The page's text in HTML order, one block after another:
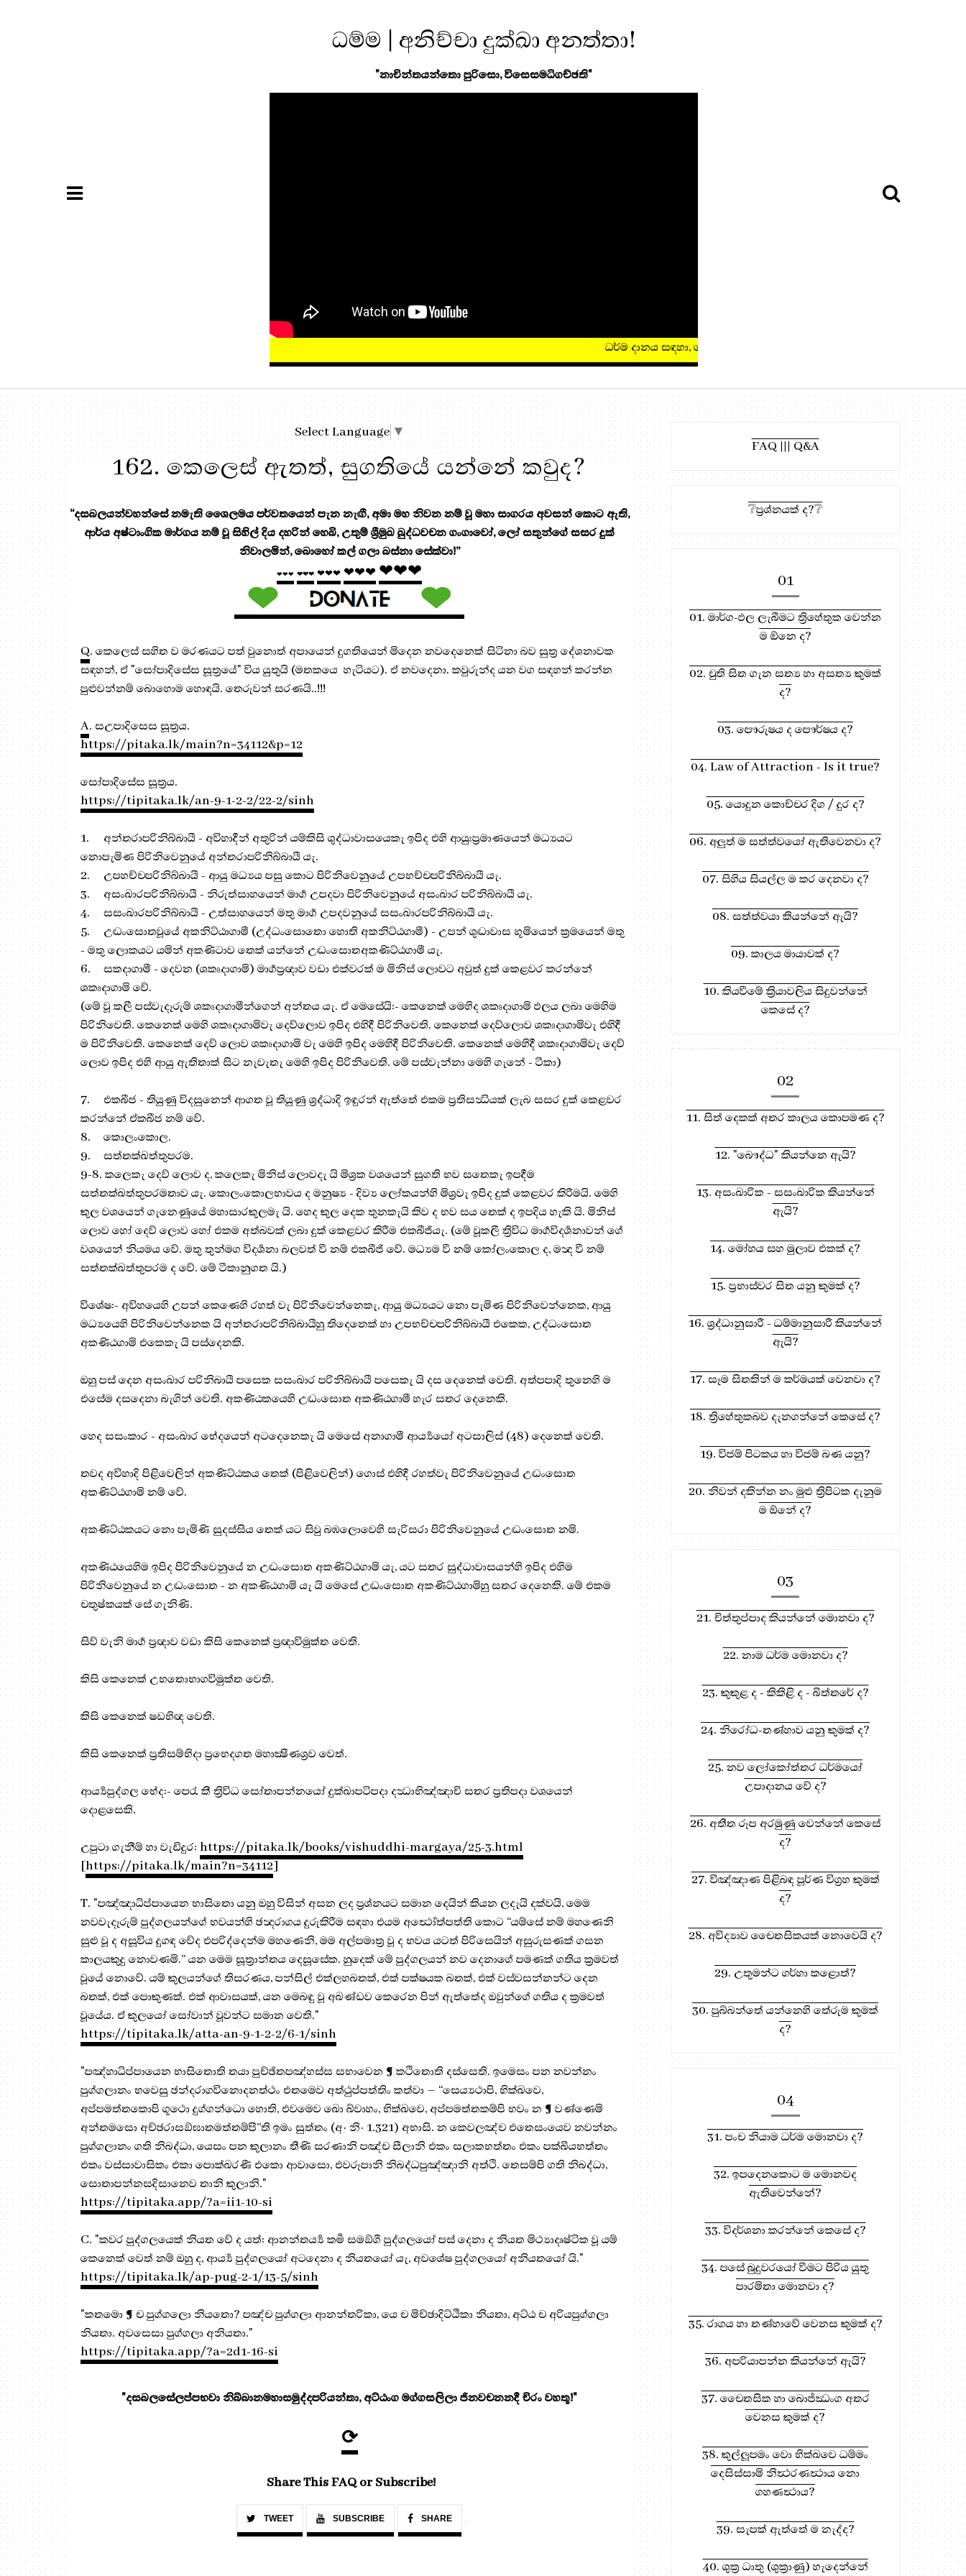
ධම්ම | අනිච්චා දුක්ඛා අනත්තා!
"නාචින්තයන්තො පුරිසො, විසෙසමධිගච්ඡති"
ධර්ම දානය සඳහා, මෙතැන ඔබන්න!
Select Language ▼
162. කෙලෙස් ඇතත්, සුගතියේ යන්නේ කවුද?
“දසබලයන්වහන්සේ නමැති ශෛලමය පර්වතයෙන් පැන නැඟී, අමා මහ නිවන නම් වූ මහා සාගරය අවසන් කොට ඇති,
ආර්ය අෂ්ටාංගික මාර්ගය නම් වූ සිහිල් දිය දහරින් හෙබි, උතුම් ශ්‍රීමුඛ බුද්ධවචන ගංගාවෝ, ලෝ සතුන්ගේ සසර දුක්
නිවාලමින්, බොහෝ කල් ගලා බස්නා සේක්වා!”
❤❤❤ ❤❤❤ ❤❤❤ ❤❤❤ ❤❤❤
Q. කෙලෙස් සහිත ව මරණයට පත් වුනොත් අපායෙන් දුගතියෙන් මිදෙන නවදෙනෙක් සිටිනා බව සුත්‍ර දේශනාවක
සඳහන්, ඒ "සෝපාදිසේස සූත්‍රයේ" විය යුතුයි (මතකයෙ හැටියට). ඒ නවදෙනා. කවුරුන්ද යන වග සඳහන් කරන්න
පුළුවන්නම් බොහොම හොඳයි. තෙරුවන් සරණයි..!!!
A. සඋපාදිසෙස සූත්‍රය.
https://pitaka.lk/main?n=34112&p=12
සෝපාදිසේස සූත්‍රය.
https://tipitaka.lk/an-9-1-2-2/22-2/sinh
1.
අන්තරාපරිනිබ්බායී - අවිහාදීන් අතුරින් යම්කිසි ශුද්ධාවාසයෙකැ ඉපිද එහි ආයුඃප්‍ර‍මාණයෙන් මධ්‍යයට
නොපැමිණ පිරිනිවෙනුයේ අන්තරාපරිනිබ්බායී යැ.
2.
උපහච්චපරිනිබ්බායී - ආයු මධ්‍යය පසු කොට පිරිනිවෙනුයේ උපභච්චපරිනිබ්බායී යැ.
3.
අසංඛාරපරිනිබ්බායී - නිරුත්සාහයෙන් මාර්‍ග උපදවා පිරිනිවෙනුයේ අසංඛාර පරිනිබ්බායී යැ.
4.
සසංඛාරපරිනිබ්බායී - උත්සාහයෙන් මතු මාර්‍ග උපදවනුයේ සසංඛාරපරිනිබ්බායී යැ.
5.
උද්‍ධංසොතවූයේ අකනිට්ඨාගාමී (උද්ධංසොතො හොති අකනිට්ඨගාමී) - උපන් ශුද්‍ධාවාස භූමියෙන් ක්‍ර‍මයෙන් මතු
- මතු ලොකයට යමින් අකණිටාව තෙක් යන්නේ උද්‍ධංසොතඅකණිට්ඨගාමී යැ.
6.
සකදාගාමී - දෙවන (ශකෘදාගාමි) මාර්‍ගප්‍ර‍ඥාව වඩා එක්වරක් ම මිනිස් ලොවට අවුත් දුක් කෙළවර කරන්නේ
ශකෘදාගාමි වේ.
(මේ වූ කලී පස්වැදෑරුම් ශකෘදාගාමීන්ගෙන් අන්තය යැ. ඒ මෙසේයි:- කෙනෙක් මෙහිද ශකෘදාගාමි ඵලය ලබා මෙහිම
පිරිනිවෙති. කෙනෙක් මෙහි ශකෘදාගාමිවැ දෙව්ලොව ඉපිද එහිදී පිරිනිවෙති. කෙනෙක් දෙව්ලොව ශකෘදාගාමිවැ එහිදී
ම පිරිනිවෙති. කෙනෙක් දෙව් ලොව ශකෘදාගාමි වැ මෙහි ඉපිද මෙහිදී පිරිනිවෙති. කෙනෙක් මෙහිදී ශකෘදාගාමිවැ දෙව්
ලොව ඉපිද එහි ආයු ඇතිතාක් සිට නැවැතැ මෙහි ඉපිද පිරිනිවෙති. මේ පස්වැන්නා මෙහි ගැනේ - ටීකා)
7.
එකබීජ - තියුණු විදසුනෙන් ආගත වූ තියුණු ශ්‍ර‍ද්ධාදි ඉඳුරන් ඇත්තේ එකම ප්‍ර‍තිසන්‍ධියක් ලැබ සසර දුක් කෙළවර
කරන්නේ ඒකබීජ නම් වේ.
8.
කොලංකොල.
9.
සත්තක්ඛත්තුපරම.
9-8. කලෙකැ දෙව් ලොව ද, කලෙකැ මිනිස් ලොවදැ යි මිශ්‍ර‍ක වශයෙන් සුගති භව සතෙකැ ඉපදීම
සත්තක්ඛත්තුපරමතාව යැ. කොලංකොලභාවය ද මනුෂ්‍ය - දිව්‍ය ලෝකයන්හි මිශ්‍ර‍වැ ඉපිද දුක් කෙළවර කිරීමයි. මෙහි
කුල වශයෙන් ගැනෙණුයේ මහාසාරකුලමැ යි. හෙද කුල දෙක තුනකැයි කිව ද භව සය තෙක් ද ඉපදිය හැකි යි. මිනිස්
ලොව හෝ දෙව් ලොව හෝ එකම අත්බවක් ලබා දුක් කෙළවර කිරීම එකබීජීයැ. (මේ වූකලී ත්‍රිවිධ මාර්‍ගවිදර්‍ශනාවන් ගේ
වශයෙන් නියමය වේ. මතු තුන්මග විදර්‍ශනා බලවත් වී නම් එකබීජි වේ. මධ්‍යම වී නම් කෝලංකොල ද, මන්‍ද වී නම්
සත්තක්ඛත්තුපරම ද වේ. මේ ටීකානුගත යි.)
විශේෂ:- අවිහයෙහි උපන් කෙණෙහි රහත් වැ පිරිනිවෙන්නෙකැ, ආයු මධ්‍යයට නො පැමිණ පිරිනිවෙන්නෙක, ආයු
මධ්‍යයෙහි පිරිනිවෙන්නෙක යි අන්තරාපරිනිබ්බායීහු තිදෙනෙක් හා උපභච්චපරිනිබ්බායී එකෙක, උද්ධංසොත
අකණිඨගාමි එකෙකැ යි පස්දෙනකි.
ඔහු පස් දෙන අසංඛාර පරිනිබායී පසෙක සසංඛාර පරිනිබ්බායී පසෙකැ යි දස දෙනෙක් වෙති. අත්පපාදි තුනෙහි ම
එසේම දසදෙනා බැගින් වෙති. අකණිඨකයෙහි උද්‍ධංසොත අකණිඨගාමී හැර සතර දෙනෙකි.
හෙද සසංකාර - අසංඛාර භේදයෙන් අටදෙනෙකැ යි මෙසේ අනාගාමී ආර්‍ය්‍යයෝ අටසාලිස් (48) දෙනෙක් වෙති.
තවද අවිහාදි පිළිවෙලින් අකණිට්ඨකය තෙක් (පිළිවෙලින්) ගොස් එහිදී රහත්වැ පිරිනිවෙනුයේ උද්‍ධංසොත
අකණිට්ඨගාමි නම් වේ.
අකණිට්ඨකයට නො පැමිණි සුදස්සිය තෙක් යට සිවු බඹලොවෙහි සැරිසරා පිරිනිවෙනුයේ උද්‍ධංසොත නමි.
අකණිඨයෙහිම ඉපිද පිරිනිවෙනුයේ න උද්‍ධංසොත අකණිට්ඨගාමි යැ, යට සතර සුද්ධාවාසයන්හි ඉපිද එහිම
පිරිනිවෙනුයේ න උද්‍ධංසොත - න අකණිඨගාමි යැ යි මෙසේ උද්‍ධංසොත අකණිට්ඨගාමිහු සතර දෙනෙකි. මේ එකම
චතුෂ්කයක් සේ ගැනිණි.
සිව් වැනි මාර්‍ග ප්‍ර‍ඥාව වඩා කිසි කෙනෙක් ප්‍ර‍ඥාවිමුක්ත වෙති.
කිසි කෙනෙක් උභතොභාගවිමුක්ත වෙති.
කිසි කෙනෙක් ෂඩභිඥ වෙති.
කිසි කෙනෙක් ප්‍ර‍තිසම්භිදා ප්‍රභෙදගත මහාක්‍ෂීණශ්‍ර‍ව වෙත්.
ආර්‍ය්‍යපුද්ගල භේද:- පෙරැ කී ත්‍රිවිධ සෝතාපන්නයෝ දුක්ඛාපටිපදා දන්‍ධාභිඤ්ඤාචි සතර ප්‍ර‍තිපදා වශයෙන්
දොළසෙකි.
උපුටා ගැනීම් හා වැඩිදුර: https://pitaka.lk/books/vishuddhi-margaya/25-3.html
[https://pitaka.lk/main?n=34112]
T. "පඤ්ඤාධිප්පායෙන භාසිතො යනු ඔහු විසින් අසන ලද ප්‍රශ්නයට සමාන දෙයින් කියන ලදැයි දක්වයි, මෙම
නවවැදෑරුම් පුද්ගලයන්ගේ භවයන්හි ඡන්‍දරාගය දුරුකිරීම සඳහා එයම අර්‍ත්‍ථොත්පත්ති කොට “යම්සේ නම් මහණෙනි
සුළු වූ ද අසූවිය දුගඳ වේද එපරිද්දෙන්ම මහණෙනි, මම අල්පමාත්‍ර වූ ද භවය යටත් පිරිසෙයින් අසුරුසණක් ගසන
කාලයකුදු නොවණමි.” යන මෙම සූත්‍රාන්තය දෙසූසේක. හුදෙක් මේ පුද්ගලයන් නව දෙනාගේ පමණක් ගතිය ක්‍රමවත්
වූයේ නොවේ. යම් කුලයන්ගේ තිසරණය, පන්සිල් එක්ලහබතක්, එක් පක්ෂයක බතක්, එක් වස්වසන්නන්ට දෙන
බතක්, එක් පොකුණක්. එක් ආවාසයක්, යන මෙබඳු වූ අඛණ්ඩව කෙරෙන පින් ඇත්තේද ඔවුන්ගේ ගතිය ද ක්‍රමවත්
වූයේය. ඒ කුලයෝ සෝවාන් වූවන්ට සමාන වෙති."
https://tipitaka.lk/atta-an-9-1-2-2/6-1/sinh
"පඤ්හාධිප්පායෙන භාසිතොති තයා පුච්ඡිතපඤ්හස්ස සභාවෙන ¶ කථිතොති දස්සෙති. ඉමෙසං පන නවන්නං
පුග්ගලානං භවෙසු ඡන්දරාගවිනොදනත්ථං එතමෙව අත්ථුප්පත්තිං කත්වා – “සෙය්‍යථාපි, භික්ඛවෙ,
අප්පමත්තකොපි ගූථො දුග්ගන්ධො හොති, එවමෙව ඛො ඛ්වාහං, භික්ඛවෙ, අප්පමත්තකම්පි භවං න ¶ වණ්ණෙමි
අන්තමසො අච්ඡරාසඞ්ඝාතමත්තම්පී”ති ඉමං සුත්තං (අ· නි· 1.321) අභාසි. න කෙවලඤ්ච එතෙසංයෙව නවන්නං
පුග්ගලානං ගති නිබද්ධා, යෙසං පන කුලානං තීණි සරණානි පඤ්ච සීලානි එකං සලාකභත්තං එකං පක්ඛියභත්තං
එකං වස්සාවාසිකං එකා පොක්ඛරණී එකො ආවාසො, එවරූපානි නිබද්ධපුඤ්ඤානි අත්ථි. තෙසම්පි ගති නිබද්ධා,
සොතාපන්නසදිසානෙව තානි කුලානි."
https://tipitaka.app/?a=ii1-10-si
C. "කවර පුද්ගලයෙක් නියත වේ ද යත්: ආනන්තර්‍ය්‍ය කර්‍ම සමඞ්ගී පුද්ගලයෝ පස් දෙනා ද නියත මිථ්‍යාදෘෂ්ටික වූ යම්
කෙනෙක් වෙත් නම් ඔහු ද, ආර්‍ය්‍ය පුද්ගලයෝ අටදෙනා ද නියතයෝ යැ, අවශේෂ පුද්ගලයෝ අනියතයෝ යි."
https://tipitaka.lk/ap-pug-2-1/13-5/sinh
"කතමො ¶ ච පුග්ගලො නියතො? පඤ්ච පුග්ගලා ආනන්තරිකා, යෙ ච මිච්ඡාදිට්ඨිකා නියතා, අට්ඨ ච අරියපුග්ගලා
නියතා. අවසෙසා පුග්ගලා අනියතා."
https://tipitaka.app/?a=2d1-16-si
"දසබලසේලප්පභවා නිබ්බානමහාසමුද්දපරියන්තා, අට්ඨංග මග්ගසලිලා ජිනවචනනදී චිරං වහතූ!"
⟳
Share This FAQ or Subscribe!
TWEET SUBSCRIBE SHARE
FAQ ||| Q&A
❔ප්‍රශ්නයක් ද?❔
01
01. මාර්ග-ඵල ලැබීමට ත්‍රිහේතුක වෙන්න
ම ඕනෙ ද?
02. චුති සිත ගැන සත්‍ය හා අසත්‍ය කුමක්
ද?
03. පෞරුෂය ද පෞර්ෂය ද?
04. Law of Attraction - Is it true?
05. යොදුන කොච්චර දිග / දුර ද?
06. අලුත් ම සත්ත්වයෝ ඇතිවෙනවා ද?
07. සිහිය සියල්ල ම කර දෙනවා ද?
08. සත්ත්වයා කියන්නේ ඇයි?
09. කාලය මායාවක් ද?
10. කියවීමේ ක්‍රියාවලිය සිදුවන්නේ
කෙසේ ද?
02
11. සිත් දෙකක් අතර කාලය කොපමණ ද?
12. "බෞද්ධ" කියන්නෙ ඇයි?
13. අසංඛාරික - සසංඛාරික කියන්නේ
ඇයි?
14. මෝහය සහ මුලාව එකක් ද?
15. ප්‍රභාස්වර සිත යනු කුමක් ද?
16. ශ්‍රද්ධානුසාරී - ධම්මානුසාරී කියන්නේ
ඇයි?
17. සෑම සිතකින් ම කර්මයක් වෙනවා ද?
18. ත්‍රිහේතුකබව දැනගන්නේ කෙසේ ද?
19. විජම් පිටකය හා විජම් බණ යනු?
20. නිවන් දකින්න නං මුළු ත්‍රිපිටක දැනුම
ම ඕනේ ද?
03
21. චිත්තුප්පාද කියන්නේ මොනවා ද?
22. නාම ධර්ම මොනවා ද?
23. කුකුළ ද - කිකිළි ද - බිත්තරේ ද?
24. නිරෝධ-තණ්හාව යනු කුමක් ද?
25. නව ලෝකෝත්තර ධර්මයෝ
උපාදානය වේ ද?
26. අතීත රූප අරමුණු වෙන්නේ කෙසේ
ද?
27. විඤ්ඤාණ පිළිබඳ පූර්ණ විග්‍රහ කුමක්
ද?
28. අවිද්‍යාව චෛතසිකයක් නොවෙයි ද?
29. උතුමන්ට ගර්හා කළොත්?
30. පුබ්බන්තේ යන්නෙහි තේරුම කුමක්
ද?
04
31. පංච නියාම ධර්ම මොනවා ද?
32. ඉපදෙනකොට ම මොනවද
ඇතිවෙන්නේ?
33. විදර්ශනා කරන්නේ කෙසේ ද?
34. පසේ බුදුවරයෝ වීමට පිරිය යුතු
පාරමිතා මොනවා ද?
35. රාගය හා තණ්හාවේ වෙනස කුමක් ද?
36. අපරියාපන්න කියන්නේ ඇයි?
37. චෛතසික හා බොජ්ඣංග අතර
වෙනස කුමක් ද?
38. කුල්ලූපමං වො භික්‍ඛවෙ ධම්මං
දෙසිස්සාමි නිත්‍ථරණත්‍ථාය නො
ගහණත්‍ථාය?
39. සැපක් ඇත්තේ ම නැද්ද?
40. ශුක්‍ර ධාතු (ශුක්‍රාණු) හැදෙන්නේ